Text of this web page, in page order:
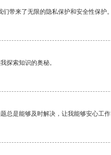
带来了无限的隐私保护和安全性保护
探索知识的奥秘。
总是能够及时解决，让我能够安心工